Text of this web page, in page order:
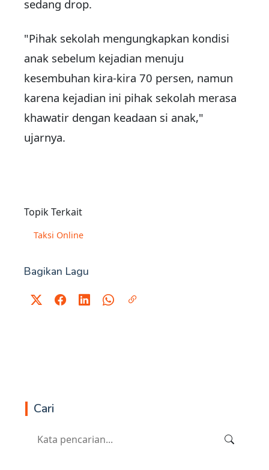
sedang drop.
"Pihak sekolah mengungkapkan kondisi
anak sebelum kejadian menuju
kesembuhan kira-kira 70 persen, namun
karena kejadian ini pihak sekolah merasa
khawatir dengan keadaan si anak,"
ujarnya.
Topik Terkait
Taksi Online
Bagikan Lagu
Cari